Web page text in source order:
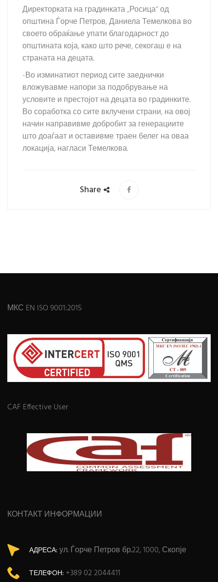
Директорката на градинката „Росица“ од
општина Ѓорче Петров, Даниела Темелкова во
своето обраќање упати благодарност до
општината која, како што рече, секогаш е на
страната на децата.
-Во изминатиот период сите заеднички
вложувавме напори за подобрување на
условите и престојот на децата во градинките.
Во соработка со сите вклучени страни, на овој
начин направивме добробит за генерациите
што доаѓаат и оставивме траен белег на оваа
локација, нагласи Темелкова.
Share
МКС EN ISO 9001:2015
CAF Effective User
КОНТАКТ ИНФОРМАЦИИ
АДРЕСА: ул. Ѓорче Петров бр.22, 1000, Скопје
ТЕЛЕФОН: +389 02 2044411